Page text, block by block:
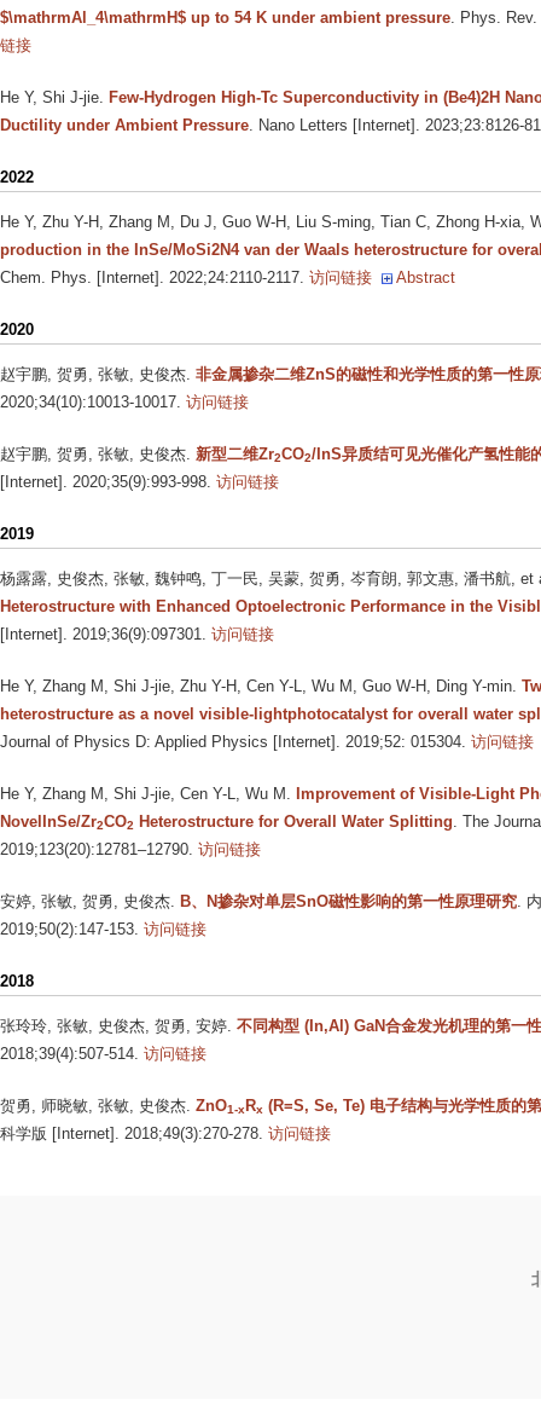
$\mathrmAl_4\mathrmH$ up to 54 K under ambient pressure . Phys.
链接
He Y, Shi J-jie Few-Hydrogen High-Tc Superconductivity in (Be4)2H
Ductility under Ambient Pressure . Nano Letters [Internet]. 2023;23:8126-
2022
He Y, Zhu Y-H, Zhang M, Du J, Guo W-H, Liu S-ming, Tian C, Zhong H-xia,
production in the InSe/MoSi2N4 van der Waals heterostructure for
Chem. Phys. [Internet]. 2022;24:2110-2117. 访问链接 Abstract
2020
赵宇鹏, 贺勇, 张敏, 史俊杰 非金属掺杂二维ZnS的磁性和光学性质的第一性
2020;34(10):10013-10017. 访问链接
赵宇鹏, 贺勇, 张敏, 史俊杰 新型二维Zr2CO2/InS异质结可见光催化产氢性能
[Internet]. 2020;35(9):993-998. 访问链接
2019
杨露露, 史俊杰, 张敏, 魏钟鸣, 丁一民, 吴蒙, 贺勇, 岑育朗, 郭文惠, 潘书航, et
Heterostructure with Enhanced Optoelectronic Performance in the
[Internet]. 2019;36(9):097301.
访问链接
He Y, Zhang M, Shi J-jie, Zhu Y-H, Cen Y-L, Wu M, Guo W-H, Ding Y-min
heterostructure as a novel visible-lightphotocatalyst for overall water
Journal of Physics D: Applied Physics [Internet]. 2019;52: 015304. 访问链接
He Y, Zhang M, Shi J-jie, Cen Y-L, Wu M Improvement of Visible-Light
NovelInSe/Zr2CO2 Heterostructure for Overall Water Splitting . The
2019;123(20):12781–12790. 访问链接
安婷, 张敏, 贺勇, 史俊杰 B、N掺杂对单层SnO磁性影响的第一性原理研究 .
2019;50(2):147-153. 访问链接
2018
张玲玲, 张敏, 史俊杰, 贺勇, 安婷 不同构型 (In,Al) GaN合金发光机理的第一
2018;39(4):507-514. 访问链接
贺勇, 师晓敏, 张敏, 史俊杰 ZnO1-xRx (R=S, Se, Te) 电子结构与光学性质的
科学版 [Internet]. 2018;49(3):270-278. 访问链接